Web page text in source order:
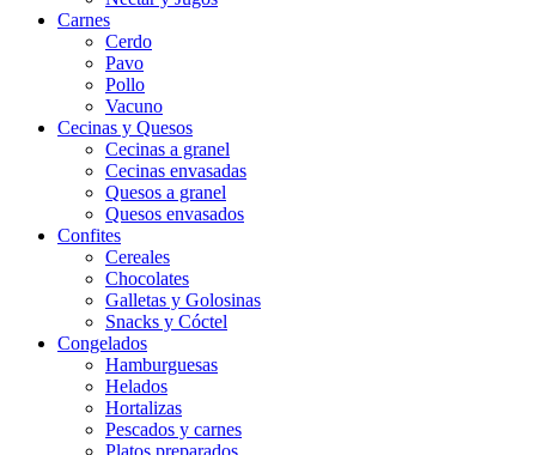
Carnes
Cerdo
Pavo
Pollo
Vacuno
Cecinas y Quesos
Cecinas a granel
Cecinas envasadas
Quesos a granel
Quesos envasados
Confites
Cereales
Chocolates
Galletas y Golosinas
Snacks y Cóctel
Congelados
Hamburguesas
Helados
Hortalizas
Pescados y carnes
Platos preparados